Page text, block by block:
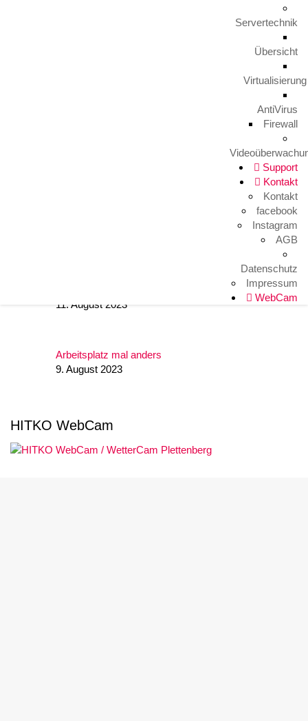
Servertechnik
Übersicht
Virtualisierung
AntiVirus
Firewall
Support
Kontakt
Kontakt
facebook
Instagram
AGB
Datenschutz
Impressum
WebCam
11. August 2023
Arbeitsplatz mal anders
9. August 2023
HITKO WebCam